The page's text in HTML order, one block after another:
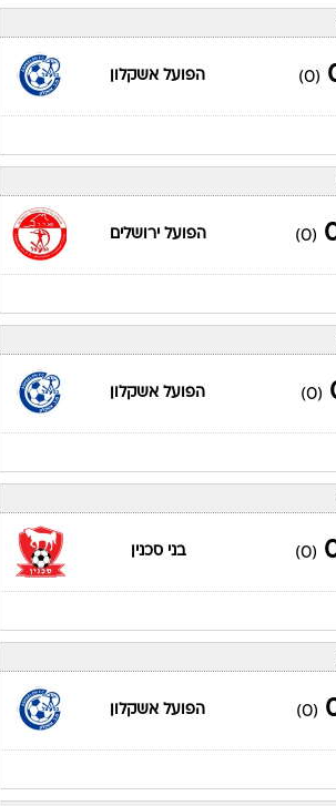
(0) הפועל אשקלון
(0) הפועל ירושלים
(0) הפועל אשקלון
(0) בני סכנין
(0) הפועל אשקלון